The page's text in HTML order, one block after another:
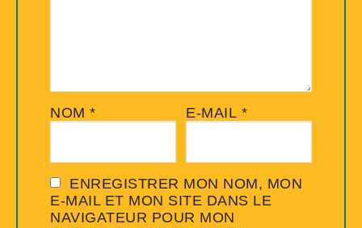
NOM * E-MAIL *
ENREGISTRER MON NOM, MON
E-MAIL ET MON SITE DANS LE
NAVIGATEUR POUR MON